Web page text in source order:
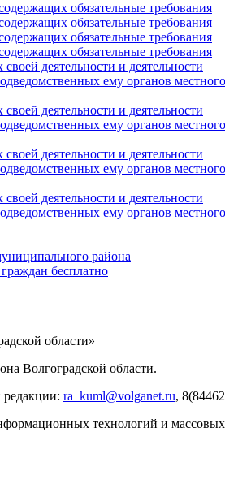
обязательные требования
обязательные требования
обязательные требования
обязательные требования
деятельности и деятельности
ему органов местного
деятельности и деятельности
ему органов местного
деятельности и деятельности
ему органов местного
деятельности и деятельности
ему органов местного
района
бесплатно
области»
Волгоградской области.
ra_kuml@volganet.ru,
технологий и